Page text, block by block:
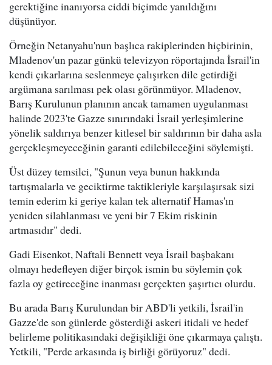
gerektiğine inanıyorsa ciddi biçimde yanıldığını
düşünüyor.
Örneğin Netanyahu'nun başlıca rakiplerinden hiçbirinin,
Mladenov'un pazar günkü televizyon röportajında İsrail'in
kendi çıkarlarına seslenmeye çalışırken dile getirdiği
argümana sarılması pek olası görünmüyor. Mladenov,
Barış Kurulunun planının ancak tamamen uygulanması
halinde 2023'te Gazze sınırındaki İsrail yerleşimlerine
yönelik saldırıya benzer kitlesel bir saldırının bir daha asla
gerçekleşmeyeceğinin garanti edilebileceğini söylemişti.
Üst düzey temsilci, "Şunun veya bunun hakkında
tartışmalarla ve geciktirme taktikleriyle karşılaşırsak sizi
temin ederim ki geriye kalan tek alternatif Hamas'ın
yeniden silahlanması ve yeni bir 7 Ekim riskinin
artmasıdır" dedi.
Gadi Eisenkot, Naftali Bennett veya İsrail başbakanı
olmayı hedefleyen diğer birçok ismin bu söylemin çok
fazla oy getireceğine inanması gerçekten şaşırtıcı olurdu.
Bu arada Barış Kurulundan bir ABD'li yetkili, İsrail'in
Gazze'de son günlerde gösterdiği askeri itidali ve hedef
belirleme politikasındaki değişikliği öne çıkarmaya çalıştı.
Yetkili, "Perde arkasında iş birliği görüyoruz" dedi.